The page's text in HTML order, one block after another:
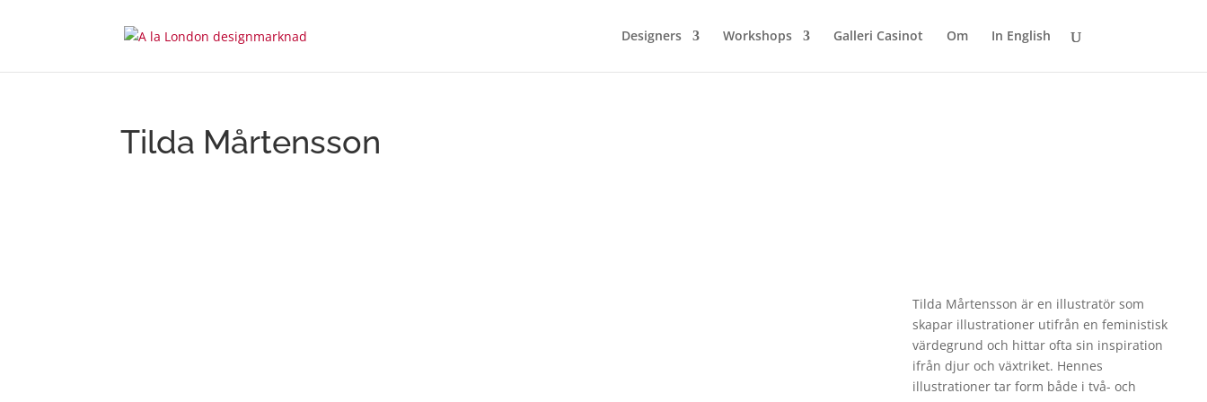
Designers Workshops Galleri Casinot Om In English
Tilda Mårtensson
Tilda Mårtensson är en illustratör som
skapar illustrationer utifrån en feministisk
värdegrund och hittar ofta sin inspiration
ifrån djur och växtriket. Hennes
illustrationer tar form både i två- och